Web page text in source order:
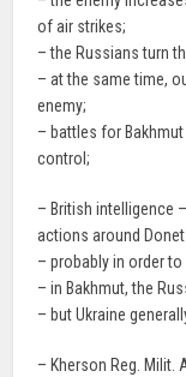
of air strikes;
– the Russians turn
– at the same time,
enemy;
– battles for
control;
– British intelligence
actions around
– probably in order
– in Bakhmut, the
– but Ukraine
– Kherson Reg. Milit.